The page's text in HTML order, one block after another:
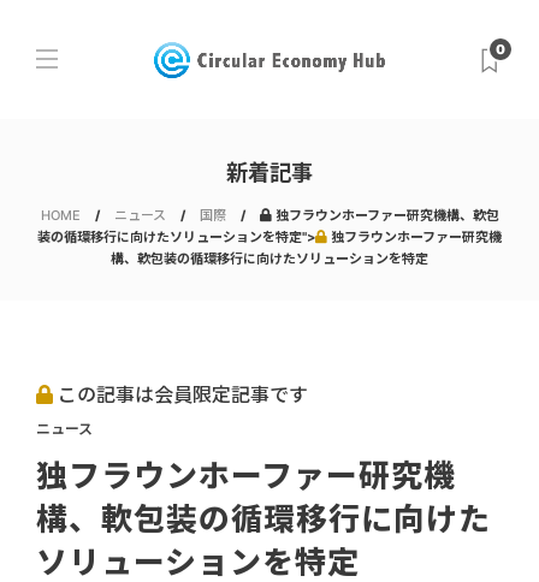
0
新着記事
HOME ニュース 国際
独フラウンホーファー研究機構、軟包
装の循環移行に向けたソリューションを特定">
独フラウンホーファー研究機
構、軟包装の循環移行に向けたソリューションを特定
この記事は会員限定記事です
ニュース
独フラウンホーファー研究機
構、軟包装の循環移行に向けた
ソリューションを特定